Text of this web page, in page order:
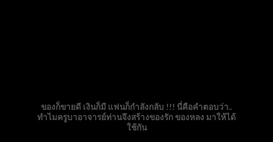
ของก็ขายดี เงินก็มี แฟนก็กำลังกลับ !!! นี่คือคำตอบว่า..
ทำไมครูบาอาจารย์ท่านจึงสร้างของรัก ของหลง มาให้ได้
ใช้กัน